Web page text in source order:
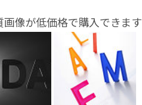
画像が低価格で購入できます